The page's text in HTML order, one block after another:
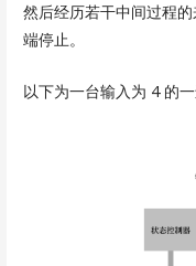
然后经历若干中间过程
端停止。
以下为一台输入为 4 的